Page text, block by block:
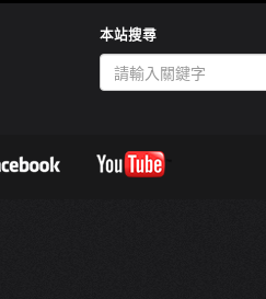
本站搜尋